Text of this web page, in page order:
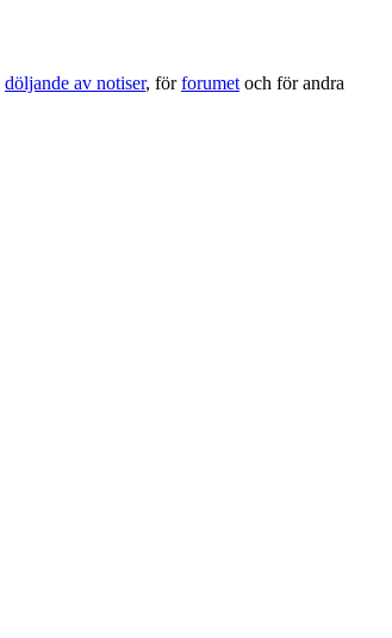
döljande av notiser, förforumet och för andra